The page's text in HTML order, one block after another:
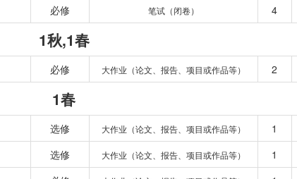
必修 笔试（闭卷） 4
1秋,1春
必修 大作业（论文、报告、项目或作品等） 2
1春
选修 大作业（论文、报告、项目或作品等） 1
选修 大作业（论文、报告、项目或作品等） 1